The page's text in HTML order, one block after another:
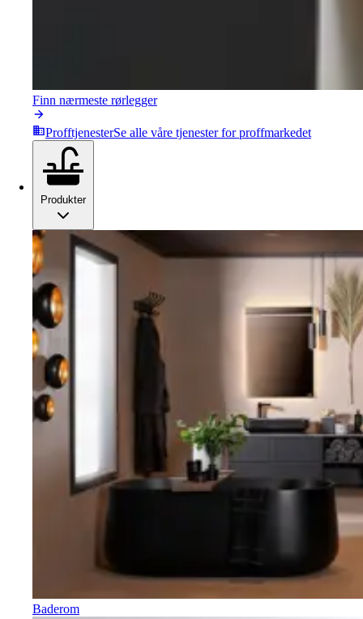
Finn nærmeste rørlegger
ProfftjenesterSe alle våre tjenester for proffmarkedet
Produkter
Baderom